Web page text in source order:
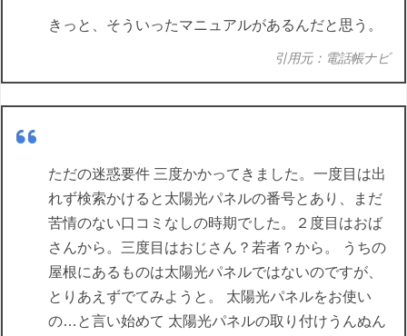
きっと、そういったマニュアルがあるんだと思う。
引用元：電話帳ナビ
ただの迷惑要件 三度かかってきました。一度目は出
れず検索かけると太陽光パネルの番号とあり、まだ
苦情のない口コミなしの時期でした。２度目はおば
さんから。三度目はおじさん？若者？から。 うちの
屋根にあるものは太陽光パネルではないのですが、
とりあえずでてみようと。 太陽光パネルをお使い
の…と言い始めて 太陽光パネルの取り付けうんぬん